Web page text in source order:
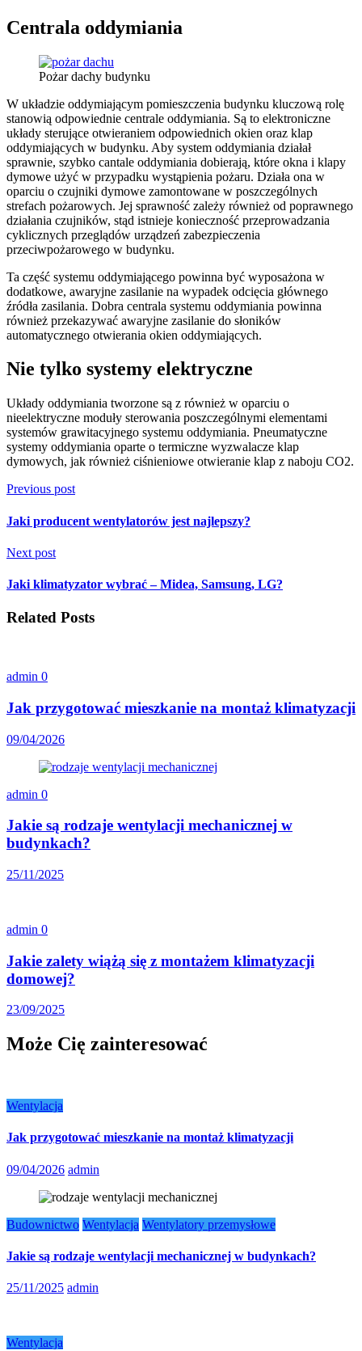
Centrala oddymiania
Pożar dachy budynku
W układzie oddymiającym pomieszczenia budynku kluczową rolę
stanowią odpowiednie centrale oddymiania. Są to elektroniczne
układy sterujące otwieraniem odpowiednich okien oraz klap
oddymiających w budynku. Aby system oddymiania działał
sprawnie, szybko cantale oddymiania dobierają, które okna i klapy
dymowe użyć w przypadku wystąpienia pożaru. Działa ona w
oparciu o czujniki dymowe zamontowane w poszczególnych
strefach pożarowych. Jej sprawność zależy również od poprawnego
działania czujników, stąd istnieje konieczność przeprowadzania
cyklicznych przeglądów urządzeń zabezpieczenia
przeciwpożarowego w budynku.
Ta część systemu oddymiającego powinna być wyposażona w
dodatkowe, awaryjne zasilanie na wypadek odcięcia głównego
źródła zasilania. Dobra centrala systemu oddymiania powinna
również przekazywać awaryjne zasilanie do słoników
automatycznego otwierania okien oddymiających.
Nie tylko systemy elektryczne
Układy oddymiania tworzone są z również w oparciu o
nieelektryczne moduły sterowania poszczególnymi elementami
systemów grawitacyjnego systemu oddymiania. Pneumatyczne
systemy oddymiania oparte o termiczne wyzwalacze klap
dymowych, jak również ciśnieniowe otwieranie klap z naboju CO2.
Previous post
Jaki producent wentylatorów jest najlepszy?
Next post
Jaki klimatyzator wybrać – Midea, Samsung, LG?
Related Posts
admin 0
Jak przygotować mieszkanie na montaż klimatyzacji
09/04/2026
admin 0
Jakie są rodzaje wentylacji mechanicznej w
budynkach?
25/11/2025
admin 0
Jakie zalety wiążą się z montażem klimatyzacji
domowej?
23/09/2025
Może Cię zainteresować
Wentylacja
Jak przygotować mieszkanie na montaż klimatyzacji
09/04/2026 admin
Budownictwo Wentylacja Wentylatory przemysłowe
Jakie są rodzaje wentylacji mechanicznej w budynkach?
25/11/2025 admin
Wentylacja